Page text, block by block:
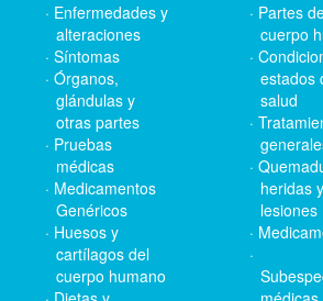
Enfermedades y
alteraciones
Síntomas
Órganos,
glándulas y
otras partes
Pruebas
médicas
Medicamentos
Genéricos
Huesos y
cartílagos del
cuerpo humano
Partes
cuerpo
estados
salud
heridas y
lesiones